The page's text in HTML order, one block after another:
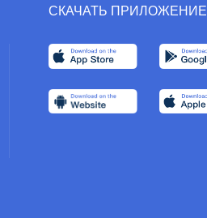
СКАЧАТЬ ПРИЛОЖЕНИЕ